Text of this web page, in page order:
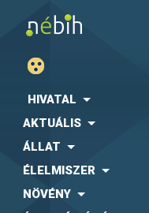
HIVATAL
AKTUÁLIS
ÁLLAT
ÉLELMISZER
NÖVÉNY